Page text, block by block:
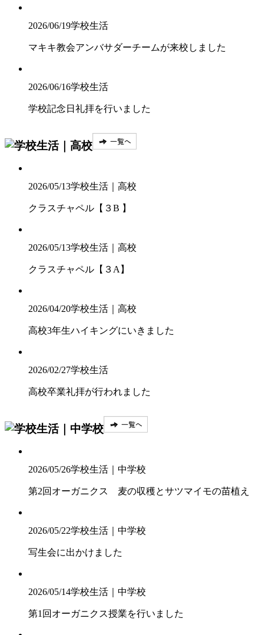
2026/06/19学校生活
マキキ教会アンバサダーチームが来校しました
2026/06/16学校生活
学校記念日礼拝を行いました
2026/05/13学校生活｜高校
クラスチャペル【３B 】
2026/05/13学校生活｜高校
クラスチャペル【３A】
2026/04/20学校生活｜高校
高校3年生ハイキングにいきました
2026/02/27学校生活
高校卒業礼拝が行われました
2026/05/26学校生活｜中学校
第2回オーガニクス 麦の収穫とサツマイモの苗植え
2026/05/22学校生活｜中学校
写生会に出かけました
2026/05/14学校生活｜中学校
第1回オーガニクス授業を行いました